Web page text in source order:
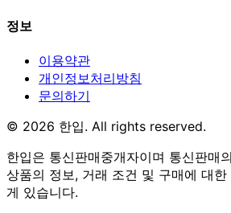
정보
이용약관
개인정보처리방침
문의하기
© 2026 한입. All rights reserved.
한입은 통신판매중개자이며 통신판매
상품의 정보, 거래 조건 및 구매에 대
게 있습니다.